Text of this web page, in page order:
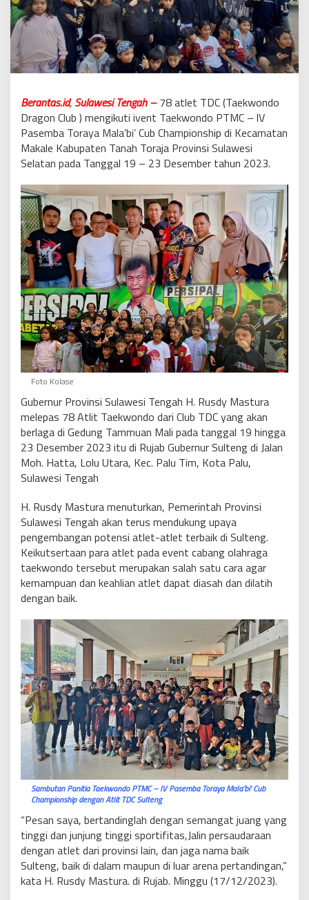
Berantas.id, Sulawesi Tengah – 78 atlet TDC (Taekwondo
Dragon Club ) mengikuti ivent Taekwondo PTMC – lV
Pasemba Toraya Mala’bi’ Cub Championship di Kecamatan
Makale Kabupaten Tanah Toraja Provinsi Sulawesi
Selatan pada Tanggal 19 – 23 Desember tahun 2023.
Foto Kolase
Gubernur Provinsi Sulawesi Tengah H. Rusdy Mastura
melepas 78 Atlit Taekwondo dari Club TDC yang akan
berlaga di Gedung Tammuan Mali pada tanggal 19 hingga
23 Desember 2023 itu di Rujab Gubernur Sulteng di Jalan
Moh. Hatta, Lolu Utara, Kec. Palu Tim, Kota Palu,
Sulawesi Tengah
H. Rusdy Mastura menuturkan, Pemerintah Provinsi
Sulawesi Tengah akan terus mendukung upaya
pengembangan potensi atlet-atlet terbaik di Sulteng.
Keikutsertaan para atlet pada event cabang olahraga
taekwondo tersebut merupakan salah satu cara agar
kemampuan dan keahlian atlet dapat diasah dan dilatih
dengan baik.
Sambutan Panitia Taekwondo PTMC – lV Pasemba Toraya Mala’bi’ Cub
Championship dengan Atlit TDC Sulteng
“Pesan saya, bertandinglah dengan semangat juang yang
tinggi dan junjung tinggi sportifitas,Jalin persaudaraan
dengan atlet dari provinsi lain, dan jaga nama baik
Sulteng, baik di dalam maupun di luar arena pertandingan,”
kata H. Rusdy Mastura. di Rujab. Minggu (17/12/2023).